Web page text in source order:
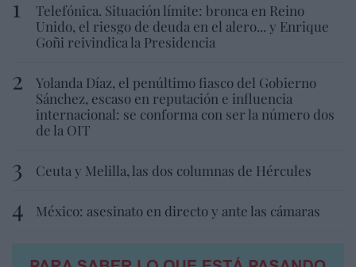
Telefónica. Situación límite: bronca en Reino
Unido, el riesgo de deuda en el alero... y Enrique
Goñi reivindica la Presidencia
Yolanda Díaz, el penúltimo fiasco del Gobierno
Sánchez, escaso en reputación e influencia
internacional: se conforma con ser la número dos
de la OIT
Ceuta y Melilla, las dos columnas de Hércules
México: asesinato en directo y ante las cámaras